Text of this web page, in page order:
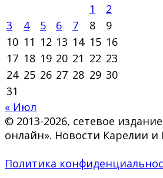
1
2
3
4 5 6 7 8
9
10 11 12 13 14 15 16
17 18 19 20 21 22 23
24 25 26 27 28 29 30
31
« Июл
© 2013-2026, сетевое
онлайн». Новости Карелии
Политика